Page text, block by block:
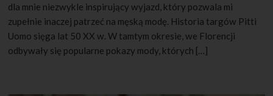
dla mnie niezwykle inspirujący wyjazd, który pozwala mi
zupełnie inaczej patrzeć na męską modę. Historia targów Pitti
Uomo sięga lat 50 XX w. W tamtym okresie, we Florencji
odbywały się popularne pokazy mody, których […]